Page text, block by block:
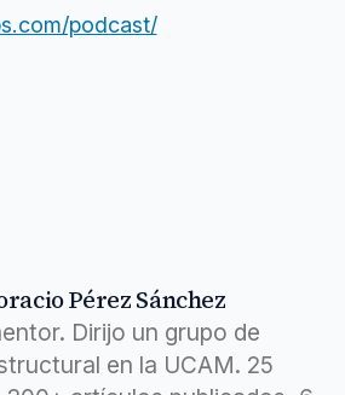
podcast/
,
,
,
Pérez Sánchez
Dirijo un grupo de
en la UCAM. 25